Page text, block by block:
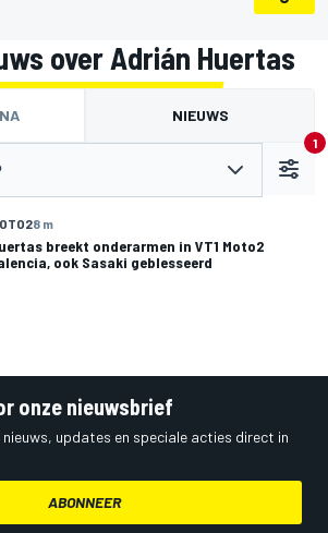
over Adrián Huertas
NIEUWS
1
8 m
breekt onderarmen in VT1 Moto2
ook Sasaki geblesseerd
onze nieuwsbrief
updates en speciale acties direct in
ABONNEER